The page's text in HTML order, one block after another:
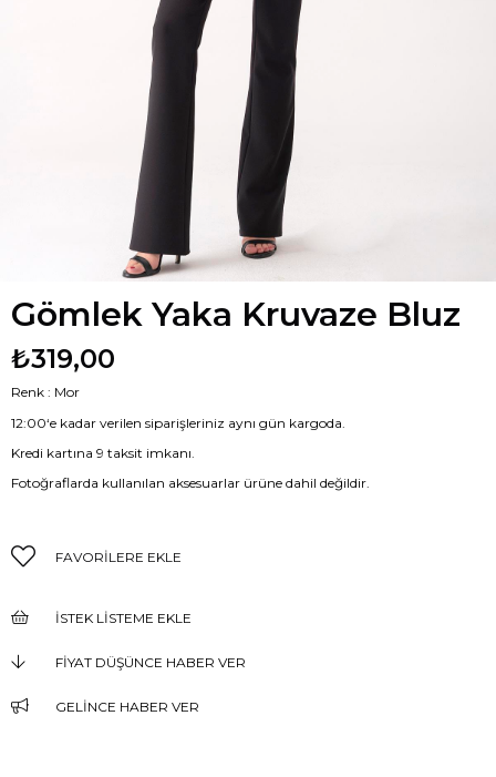
Gömlek Yaka Kruvaze Bluz
₺319,00
Renk : Mor
12:00‘e kadar verilen siparişleriniz aynı gün kargoda.
Kredi kartına 9 taksit imkanı.
Fotoğraflarda kullanılan aksesuarlar ürüne dahil değildir.
FAVORILERE EKLE
İSTEK LISTEME EKLE
FIYAT DÜŞÜNCE HABER VER
GELINCE HABER VER